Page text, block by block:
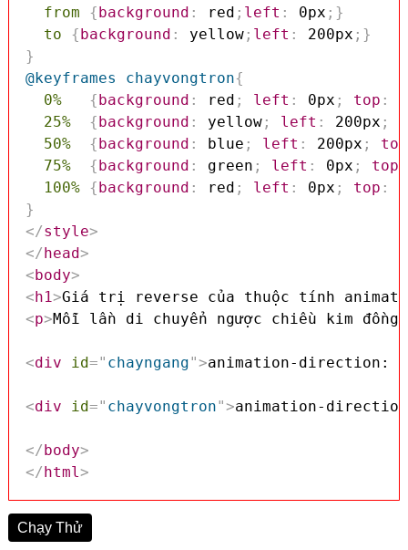
from
{background : red ; left : 0px ; }
to
{background : yellow; left : 200px ; }
}
@keyframes
chayvongtron{
0%
{background : red ; left : 0px ; top :
25%
{background : yellow; left : 200px ;
50%
{background : blue ; left : 200px ; top
75%
{background : green ; left : 0px ; top
100% {background : red ; left : 0px ; top :
}
</style>
</head>
<body>
<h1>Giá trị reverse của thuộc tính
<p>Mỗi lần di chuyển ngược chiều kim
<div id=" chayngang">animation-direction:
<div id=" chayvongtron">animation-
</body>
</html>
Chạy Thử